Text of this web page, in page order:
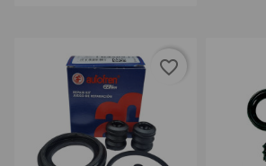
favorite_border